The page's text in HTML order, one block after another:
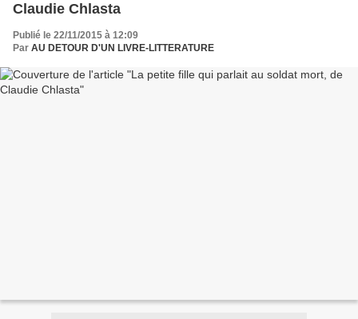
Claudie Chlasta
Publié le 22/11/2015 à 12:09
Par AU DETOUR D'UN LIVRE-LITTERATURE